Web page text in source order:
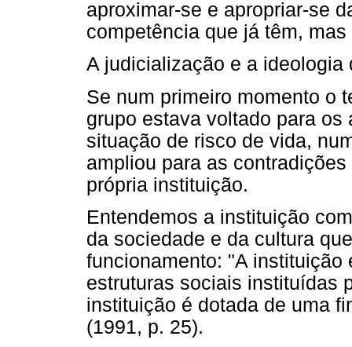
aproximar-se e apropriar-se
competência que já têm,
A judicialização e a ideologia
Se num primeiro momento o
grupo estava voltado para
situação de risco de vida,
ampliou para as
própria instituição.
Entendemos a instituição
da sociedade e da cultura
funcionamento: "A
estruturas sociais instituídas
instituição é dotada de uma
(1991, p. 25).